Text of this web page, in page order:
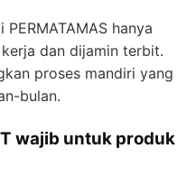
hanya
dan dijamin terbit.
proses mandiri yang
bulan.
wajib untuk produk